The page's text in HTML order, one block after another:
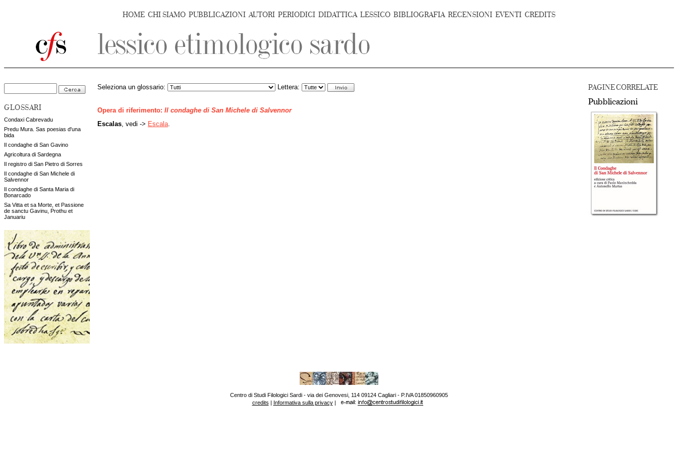
HOME CHI SIAMO PUBBLICAZIONI AUTORI PERIODICI DIDATTICA LESSICO BIBLIOGRAFIA RECENSIONI EVENTI CREDITS
GLOSSARI
Condaxi Cabrevadu
Predu Mura. Sas poesias d'una
bida
Il condaghe di San Gavino
Agricoltura di Sardegna
Il registro di San Pietro di Sorres
Il condaghe di San Michele di
Salvennor
Il condaghe di Santa Maria di
Bonarcado
Sa Vitta et sa Morte, et Passione
de sanctu Gavinu, Prothu et
Januariu
PAGINE CORRELATE
Pubblicazioni
Seleziona un glossario: Lettera:
Opera di riferimento: Il condaghe di San Michele di Salvennor
Escalas , vedi -> Escala
Centro di Studi Filologici Sardi - via dei Genovesi, 114 09124 Cagliari - P.IVA 01850960905
credits | Informativa sulla privacy|